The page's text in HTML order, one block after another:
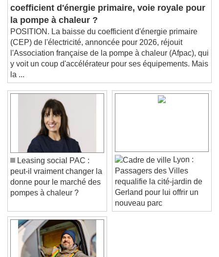
This is a modal window.
Beginning of dialog window. Escape will cancel
and close the window.
Text
Color Opacity
Text Background
Color
Caption Area Background
Color
Font Size
Text Edge Style
Font Family
Reset
Done
La baisse du
coefficient d'énergie primaire, voie royale pour
la pompe à chaleur ?
POSITION. La baisse du coefficient d'énergie primaire
(CEP) de l'électricité, annoncée pour 2026, réjouit
l'Association française de la pompe à chaleur (Afpac), qui
y voit un coup d'accélérateur pour ses équipements. Mais
la ...
Leasing social PAC :
peut-il vraiment changer la
donne pour le marché des
Lyon :
Passagers des Villes
requalifie la cité-jardin de
Gerland pour lui offrir un
nouveau parc